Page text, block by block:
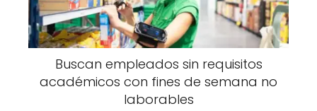
Buscan empleados sin requisitos
académicos con fines de semana no
laborables